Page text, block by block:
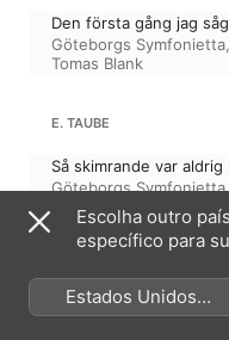
Den första gång jag
Göteborgs Symfonietta,
Tomas Blank
E. TAUBE
Så skimrande var aldrig
Göteborgs Symfonietta,
Tomas Blank
Jag ger dig min morgon
Escolha outro
específico para
Estados Unidos
(Português Brasil)